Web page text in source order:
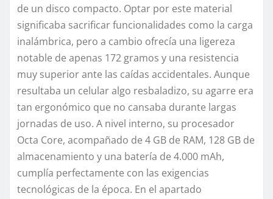
de un disco compacto. Optar por este material
significaba sacrificar funcionalidades como la carga
inalámbrica, pero a cambio ofrecía una ligereza
notable de apenas 172 gramos y una resistencia
muy superior ante las caídas accidentales. Aunque
resultaba un celular algo resbaladizo, su agarre era
tan ergonómico que no cansaba durante largas
jornadas de uso. A nivel interno, su procesador
Octa Core, acompañado de 4 GB de RAM, 128 GB de
almacenamiento y una batería de 4.000 mAh,
cumplía perfectamente con las exigencias
tecnológicas de la época. En el apartado